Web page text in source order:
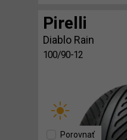
Pirelli
Diablo Rain
100/90-12
Porovnať